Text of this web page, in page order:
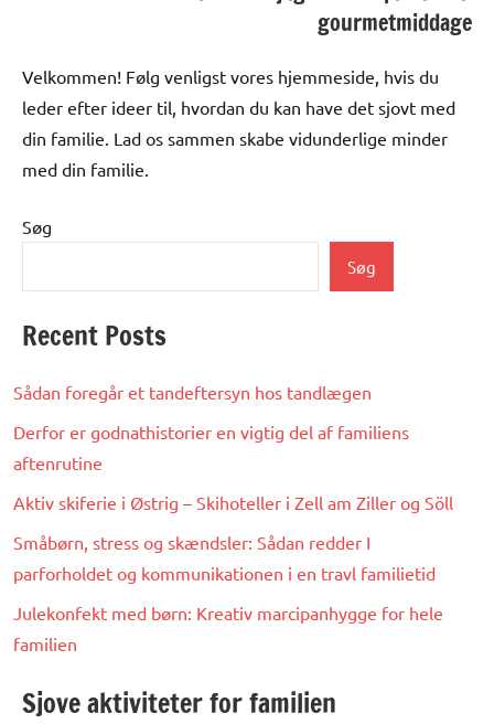
gourmetmiddage
Velkommen! Følg venligst vores hjemmeside, hvis du
leder efter ideer til, hvordan du kan have det sjovt med
din familie. Lad os sammen skabe vidunderlige minder
med din familie.
Søg
Søg
Recent Posts
Sådan foregår et tandeftersyn hos tandlægen
Derfor er godnathistorier en vigtig del af familiens
aftenrutine
Aktiv skiferie i Østrig – Skihoteller i Zell am Ziller og Söll
Småbørn, stress og skændsler: Sådan redder I
parforholdet og kommunikationen i en travl familietid
Julekonfekt med børn: Kreativ marcipanhygge for hele
familien
Sjove aktiviteter for familien